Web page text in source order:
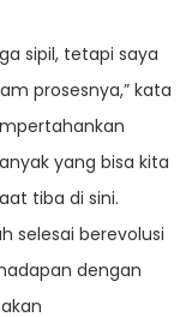
sipil, tetapi saya
prosesnya,” kata
yang bisa kita
tiba di sini.
selesai berevolusi
dengan